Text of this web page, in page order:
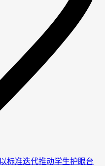
标准迭代推动学生护眼台